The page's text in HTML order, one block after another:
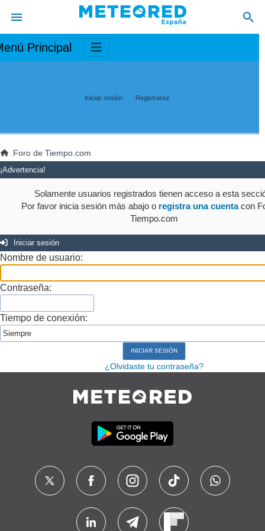
Principal
Iniciar sesión Registrarse
Foro de Tiempo.com
¡Advertencia!
Solamente usuarios registrados tienen acceso a esta
Por favor inicia sesión más abajo o registra una cuentacon
Tiempo.com
Iniciar sesión
Nombre de usuario:
Contraseña:
Tiempo de conexión:
¿Olvidaste tu contraseña?